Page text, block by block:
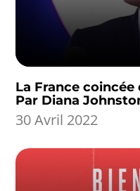
La France coincée
Par Diana
30 Avril 2022